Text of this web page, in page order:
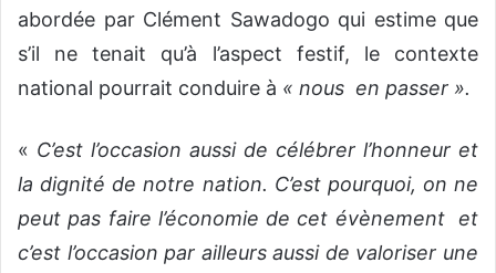
abordée par Clément Sawadogo qui estime que
s’il ne tenait qu’à l’aspect festif, le contexte
national pourrait conduire à « nous en passer ».
« C’est l’occasion aussi de célébrer l’honneur et
la dignité de notre nation. C’est pourquoi, on ne
peut pas faire l’économie de cet évènement et
c’est l’occasion par ailleurs aussi de valoriser une